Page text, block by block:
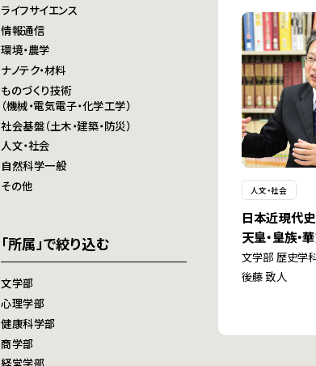
ライフサイエンス
情報通信
環境・農学
ナノテク・材料
ものづくり技術
（機械・電気電子・化学工学）
社会基盤（土木・建築・防災）
人文・社会
自然科学一般
その他
「所属」で絞り込む
文学部
心理学部
健康科学部
商学部
人文・社会
日本近現代
天皇・皇族・
文学部 歴史学
後藤 致人